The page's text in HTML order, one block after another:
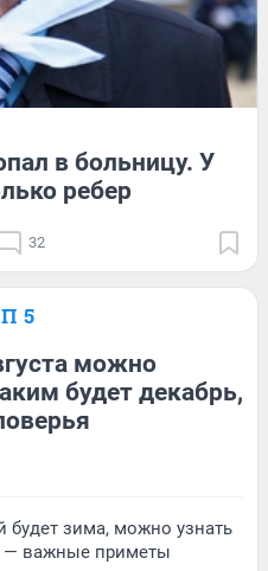
в больницу. У
ребер
32
5
можно
будет декабрь,
будет зима, можно узнать
— важные приметы